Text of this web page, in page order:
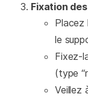
Fixation
Placez
le
Fixez-
(type
Veillez